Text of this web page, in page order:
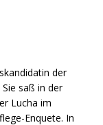
der
saß in der
Lucha im
Enquete. In